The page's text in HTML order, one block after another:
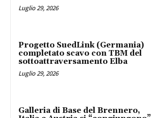
Luglio 29, 2026
Progetto SuedLink (Germania)
completato scavo con TBM del
sottoattraversamento Elba
Luglio 29, 2026
Galleria di Base del Brennero,